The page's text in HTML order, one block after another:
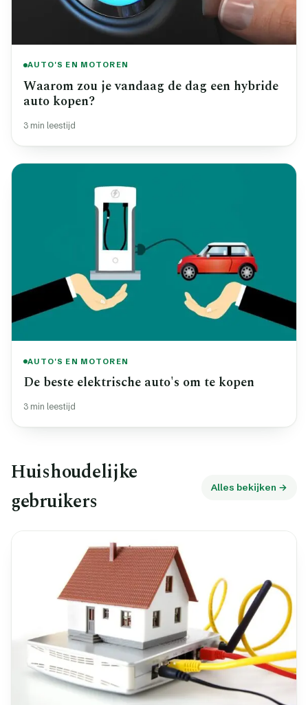
AUTO'S EN MOTOREN
Waarom zou je vandaag de dag een hybride
auto kopen?
3 min leestijd
AUTO'S EN MOTOREN
De beste elektrische auto's om te kopen
3 min leestijd
Huishoudelijke
gebruikers
Alles bekijken →